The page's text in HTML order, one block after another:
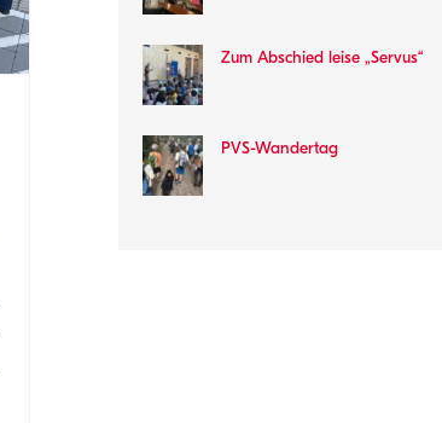
Zum Abschied leise „Servus“
PVS-Wandertag